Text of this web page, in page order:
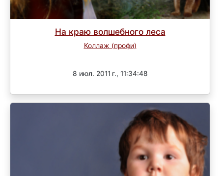
На краю волшебного леса
Коллаж (профи)
8 июл. 2011 г., 11:34:48